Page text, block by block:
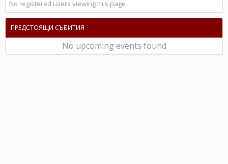
No registered users viewing this page.
ПРЕДСТОЯЩИ СЪБИТИЯ
No upcoming events found